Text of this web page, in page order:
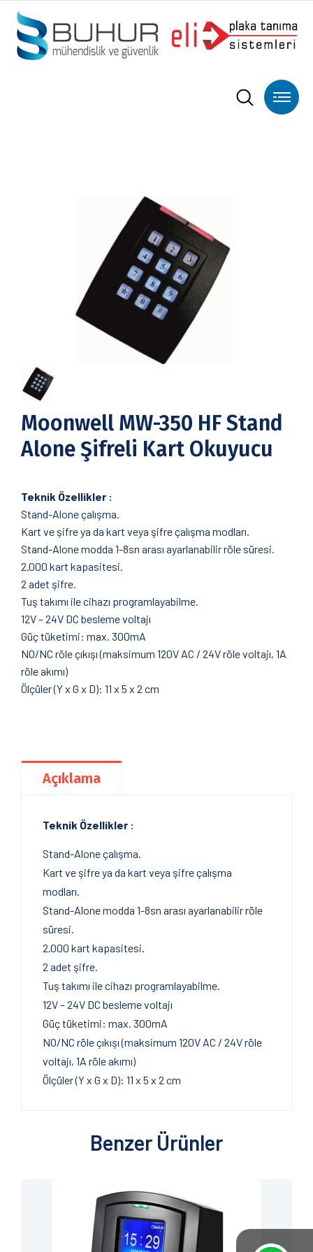
Moonwell MW-350 HF Stand
Alone Şifreli Kart Okuyucu
Teknik Özellikler :
Stand-Alone çalışma.
Kart ve şifre ya da kart veya şifre çalışma modları.
Stand-Alone modda 1-8sn arası ayarlanabilir röle süresi.
2.000 kart kapasitesi.
2 adet şifre.
Tuş takımı ile cihazı programlayabilme.
12V – 24V DC besleme voltajı
Güç tüketimi: max. 300mA
NO/NC röle çıkışı (maksimum 120V AC / 24V röle voltajı, 1A
röle akımı)
Ölçüler (Y x G x D): 11 x 5 x 2 cm
Açıklama
Teknik Özellikler :
Stand-Alone çalışma.
Kart ve şifre ya da kart veya şifre çalışma
modları.
Stand-Alone modda 1-8sn arası ayarlanabilir röle
süresi.
2.000 kart kapasitesi.
2 adet şifre.
Tuş takımı ile cihazı programlayabilme.
12V – 24V DC besleme voltajı
Güç tüketimi: max. 300mA
NO/NC röle çıkışı (maksimum 120V AC / 24V röle
voltajı, 1A röle akımı)
Ölçüler (Y x G x D): 11 x 5 x 2 cm
Benzer Ürünler